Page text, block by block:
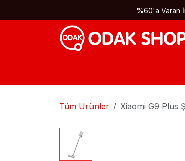
%60'a Varan
Tüm Ürünler Xiaomi G9 Plus